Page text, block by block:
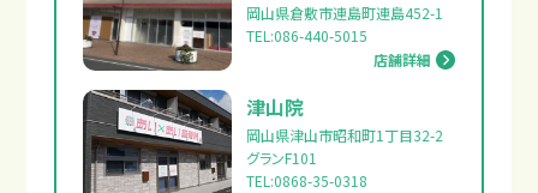
岡山県倉敷市連島町連島452-1
TEL:086-440-5015
店舗詳細
津山院
岡山県津山市昭和町1丁目32-2
グランF101
TEL:0868-35-0318